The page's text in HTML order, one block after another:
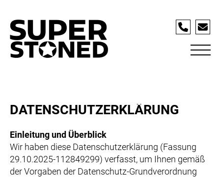
DATENSCHUTZERKLÄRUNG
Einleitung und Überblick
Wir haben diese Datenschutzerklärung (Fassung
29.10.2025-112849299) verfasst, um Ihnen gemäß
der Vorgaben der Datenschutz-Grundverordnung